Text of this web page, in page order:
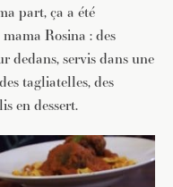
part, ça a été
Rosina : des
dedans, servis dans une
tagliatelles, des
en dessert.